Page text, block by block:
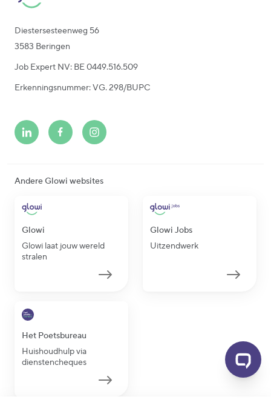
Diestersesteenweg 56
3583 Beringen
Job Expert NV: BE 0449.516.509
Erkenningsnummer: VG. 298/BUPC
Andere Glowi websites
Glowi
Glowi laat jouw wereld
stralen
Glowi Jobs
Uitzendwerk
Het Poetsbureau
Huishoudhulp via
dienstencheques